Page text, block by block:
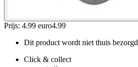
Prijs: 4.99 euro4.99
Dit product wordt niet thuis bezorgd
Click & collect